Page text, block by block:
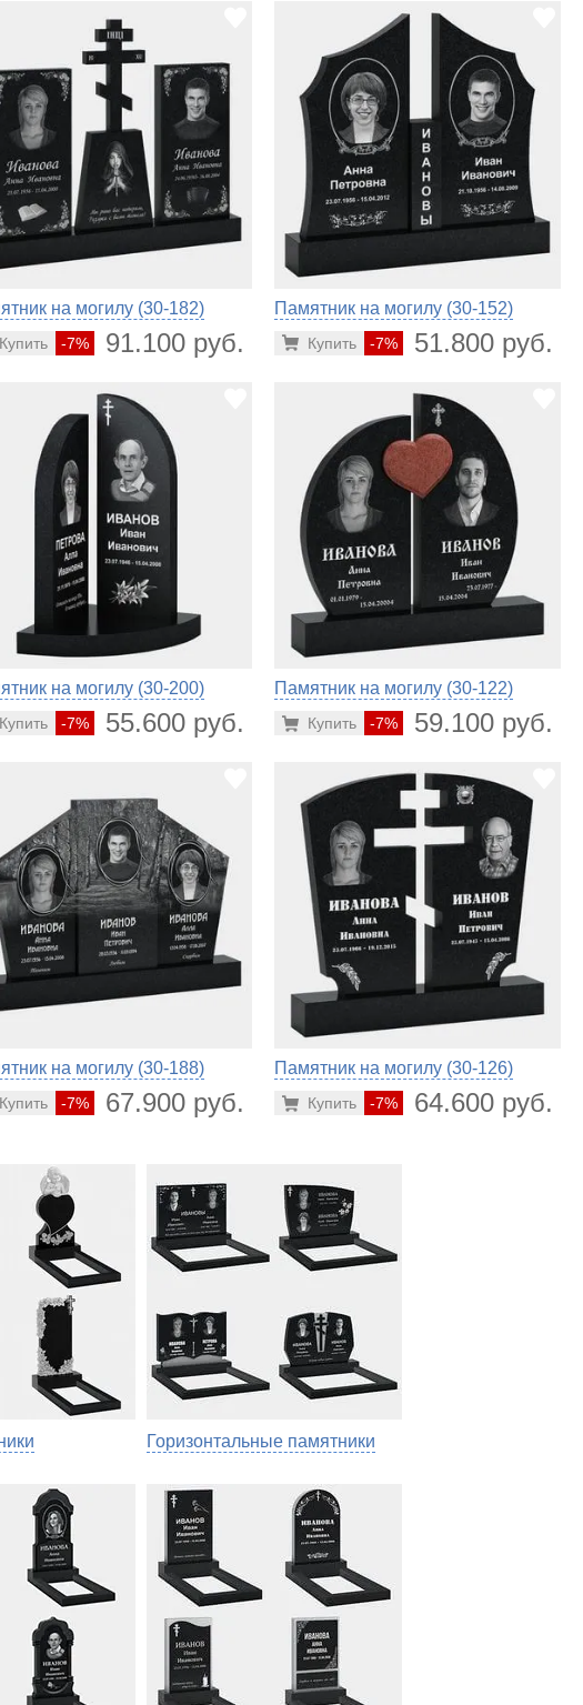
на могилу (30-182)
-7% 91.100 руб.
Купить
Памятник на могилу (30-152)
-7% 51.800 руб.
Купить
на могилу (30-200)
-7% 55.600 руб.
Купить
Памятник на могилу (30-122)
-7% 59.100 руб.
Купить
на могилу (30-188)
-7% 67.900 руб.
Купить
Памятник на могилу (30-126)
-7% 64.600 руб.
Купить
Горизонтальные памятники